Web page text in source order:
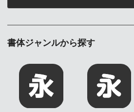
書体ジャンルから探す